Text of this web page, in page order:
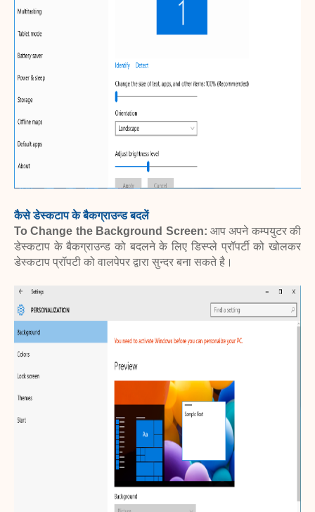
कैसे डेस्कटाप के बैकग्राउन्ड बदलें
To Change the Background Screen: आप अपने कम्पयुटर की
डेस्कटाप के बैकग्राउन्ड को बदलने के लिए डिस्प्ले प्रॉपर्टी को खोलकर
डेस्कटाप प्रॉपटी को वालपेपर द्वारा सुन्दर बना सकते है।